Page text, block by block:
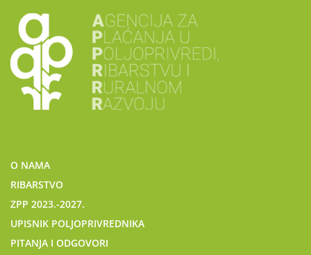
O NAMA
RIBARSTVO
ZPP 2023.-2027.
UPISNIK POLJOPRIVREDNIKA
PITANJA I ODGOVORI